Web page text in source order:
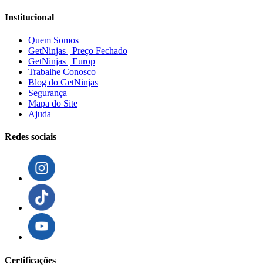
Institucional
Quem Somos
GetNinjas | Preço Fechado
GetNinjas | Europ
Trabalhe Conosco
Blog do GetNinjas
Segurança
Mapa do Site
Ajuda
Redes sociais
Certificações